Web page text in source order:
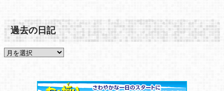
過去の日記